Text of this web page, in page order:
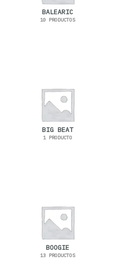
BALEARIC
10 PRODUCTOS
BIG BEAT
1 PRODUCTO
BOOGIE
13 PRODUCTOS